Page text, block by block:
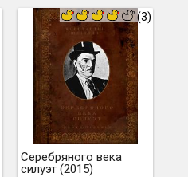
(3)
Серебряного века
силуэт (2015)